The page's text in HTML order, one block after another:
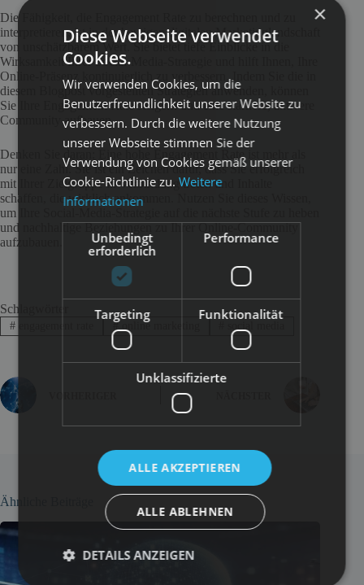
Die Fähigkeit, die Engagement Rate zu berechnen und zu
interpretieren, ist in der heutigen digitalen Marketinglandschaft
von unschätzbarem Wert. Sie bietet tiefe Einblicke in die
Wirksamkeit Ihrer Social-Media-Strategie und hilft Ihnen, Ihre
Online-Präsenz kontinuierlich zu verbessern. Indem Sie die in
diesem Blogpost vorgestellten Strategien anwenden, können
Sie Ihre Engagement Rate steigern und eine stärkere, aktivere
Community aufbauen.
Denken Sie daran: Eine hohe Engagement Rate ist mehr als
nur eine Zahl. Sie ist ein Zeichen dafür, dass Sie erfolgreich
mit Ihrer Zielgruppe in Verbindung treten und Inhalte
schaffen, die wirklich ankommen. Nutzen Sie dieses Wissen,
um Ihre Social-Media-Strategie auf die nächste Stufe zu heben
und nachhaltige Beziehungen zu Ihrer Online-Community
aufzubauen.
Schlagwörter
#engagement rate #online marketing
Ähnliche Beiträge
×
Diese Webseite verwendet
Cookies.
Wir verwenden Cookies, um die
Benutzerfreundlichkeit unserer Website zu
verbessern. Durch die weitere Nutzung
unserer Webseite stimmen Sie der
Verwendung von Cookies gemäß unserer
Cookie-Richtlinie zu.Weitere
Informationen
Unbedingt
erforderlich
Performance
Targeting Funktionalität
Unklassifizierte
ALLE AKZEPTIEREN
ALLE ABLEHNEN
DETAILS ANZEIGEN